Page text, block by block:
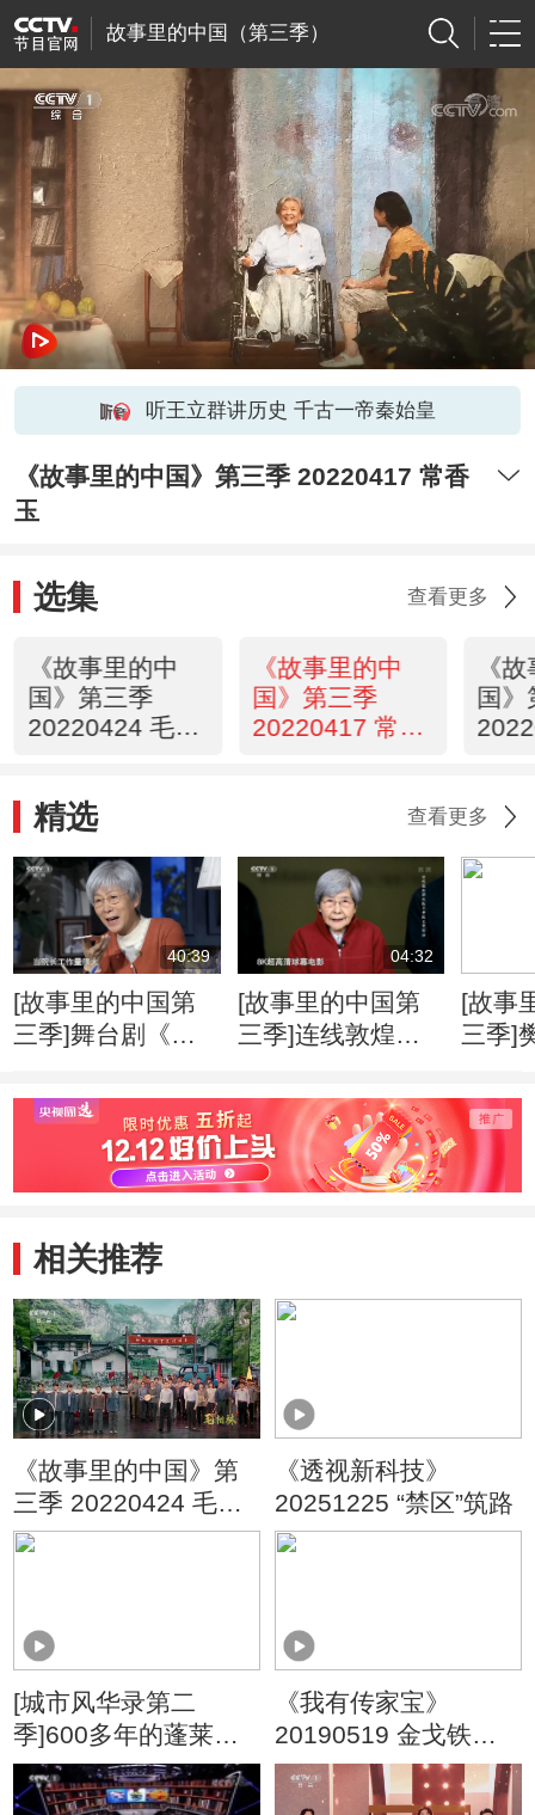
故事里的中国（第三季）
听王立群讲历史 千古一帝秦始皇
《故事里的中国》第三季 20220417 常香
玉
选集 查看更多
《故事里的中
国》第三季
20220424 毛相
《故事里的中
国》第三季
20220417 常香
《
国》
精选 查看更多
40:39
[故事里的中国第
三季]舞台剧《樊
04:32
[故事里的中国第
三季]连线敦煌研
诗
[故事
三季]
述樊
的爱
相关推荐
《故事里的中国》第
三季 20220424 毛相
林
《透视新科技》
20251225 “禁区”筑路
[城市风华录第二
季]600多年的蓬莱一
号古船 彰显着古代航
海者的雄心与智慧
《我有传家宝》
20190519 金戈铁马
塑传奇